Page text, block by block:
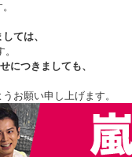
ては、
につきましても、
お願い申し上げます。